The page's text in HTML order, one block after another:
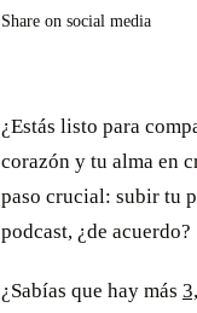
Share on social media
¿Estás listo para
corazón y tu alma en
paso crucial: subir tu
podcast, ¿de acuerdo?
¿Sabías que hay más